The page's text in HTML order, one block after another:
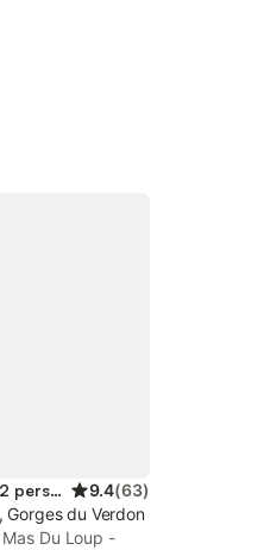
Chambre d’hôte pour 2 personnes 9.4(63)
du Verdon
Du Loup -